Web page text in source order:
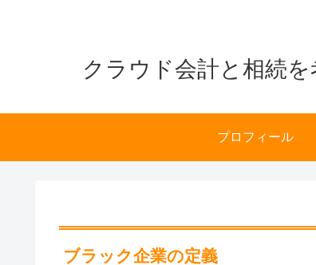
クラウド会計と相続
プロフィール
ブラック企業の定義